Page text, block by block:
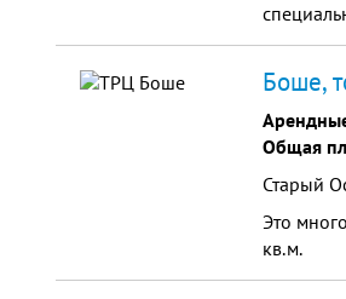
Боше,
Общая
Старый
Это
кв.м.